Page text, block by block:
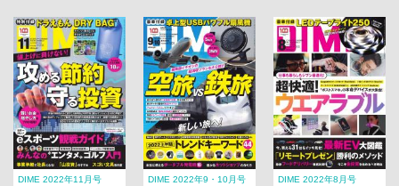
DIME 2022年11月号 DIME 2022年9・10月号 DIME 2022年8月号